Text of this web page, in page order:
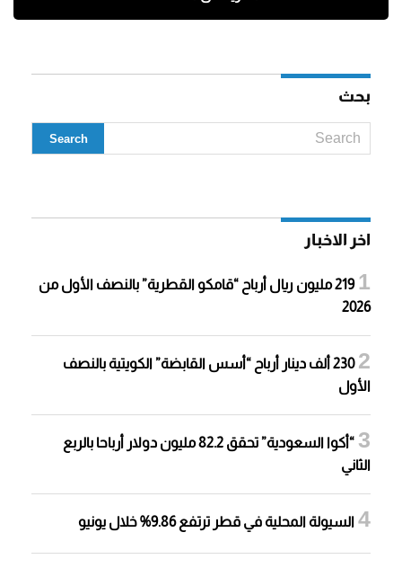
بحث
اخر الاخبار
219 مليون ريال أرباح “قامكو القطرية” بالنصف الأول من
2026
230 ألف دينار أرباح “أسس القابضة” الكويتية بالنصف
الأول
“أكوا السعودية” تحقق 82.2 مليون دولار أرباحا بالربع
الثاني
السيولة المحلية في قطر ترتفع 9.86% خلال يونيو